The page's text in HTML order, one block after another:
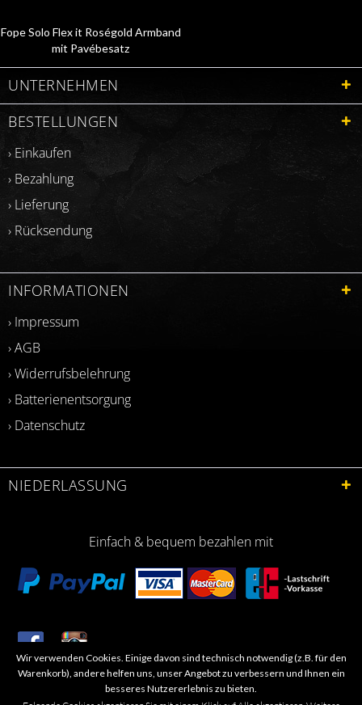
Fope Solo Flex it Roségold Armband
mit Pavébesatz
62406BX_PB_R_BRX
UNTERNEHMEN
BESTELLUNGEN
› Einkaufen
› Bezahlung
› Lieferung
› Rücksendung
INFORMATIONEN
› Impressum
› AGB
› Widerrufsbelehrung
› Batterienentsorgung
› Datenschutz
NIEDERLASSUNG
Einfach & bequem bezahlen mit
​Letzte Aktualisierung: 06.2026
Wir verwenden Cookies. Einige davon sind technisch notwendig (z.B. für den
Warenkorb), andere helfen uns, unser Angebot zu verbessern und Ihnen ein
besseres Nutzererlebnis zu bieten.